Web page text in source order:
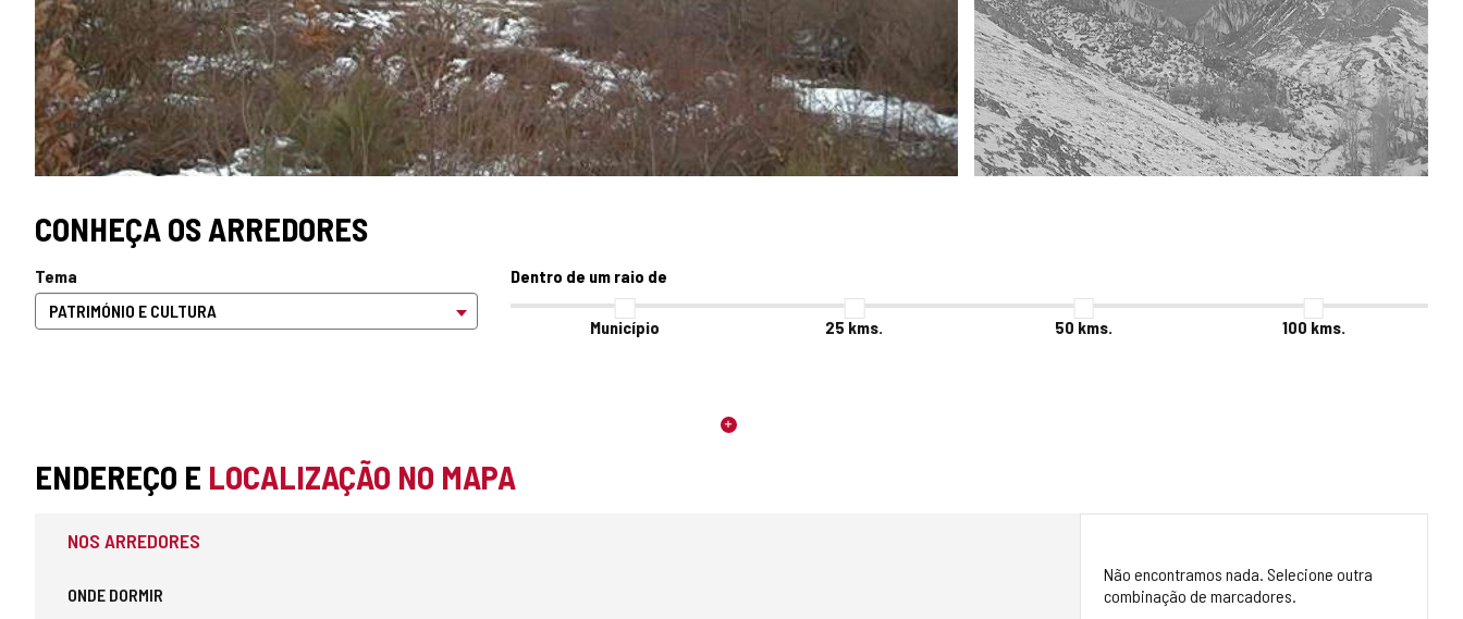
CONHEÇA OS ARREDORES
Tema Dentro de um raio de
Município 25 kms. 50 kms. 100 kms.
ENDEREÇO E LOCALIZAÇÃO NO MAPA
NOS ARREDORES
ONDE DORMIR
Não encontramos nada. Selecione outra
combinação de marcadores.